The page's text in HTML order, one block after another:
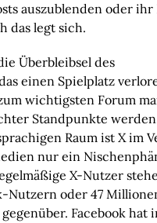
auszublenden oder ihr
das legt sich.
Überbleibsel des
einen Spielplatz
wichtigsten Forum
Standpunkte
Raum ist X im
nur ein
X-Nutzer
Nutzern oder 47
Facebook hat